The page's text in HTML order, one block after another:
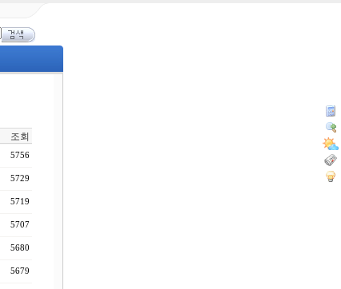
조회
5756
5729
5719
5707
5680
5679